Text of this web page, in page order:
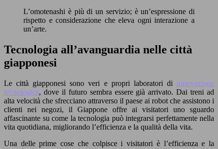
L’omotenashi è più di un servizio; è un’espressione di
rispetto e considerazione che eleva ogni interazione a
un’arte.
Tecnologia all’avanguardia nelle città
giapponesi
Le città giapponesi sono veri e propri laboratori di innovazione
tecnologica, dove il futuro sembra essere già arrivato. Dai treni ad
alta velocità che sfrecciano attraverso il paese ai robot che assistono i
clienti nei negozi, il Giappone offre ai visitatori uno sguardo
affascinante su come la tecnologia può integrarsi perfettamente nella
vita quotidiana, migliorando l’efficienza e la qualità della vita.
Una delle prime cose che colpisce i visitatori è l’efficienza e la